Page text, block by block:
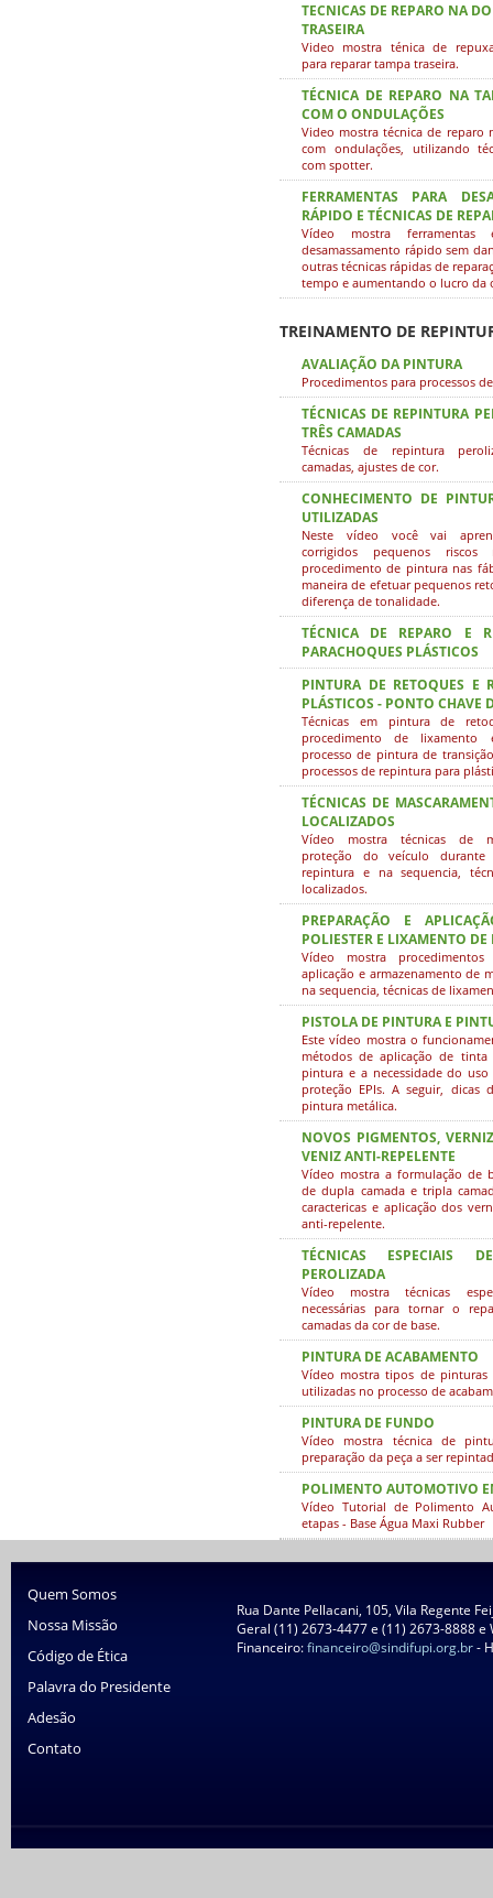
TECNICAS DE REPARO NA
TRASEIRA
Video mostra ténica de
para reparar tampa traseira.
TÉCNICA DE REPARO NA
COM O ONDULAÇÕES
Video mostra técnica de reparo
com ondulações, utilizando
com spotter.
FERRAMENTAS PARA
RÁPIDO E TÉCNICAS DE
Vídeo mostra
desamassamento rápido sem
outras técnicas rápidas de
tempo e aumentando o lucro da
TREINAMENTO DE
AVALIAÇÃO DA PINTURA
Procedimentos para processos
TÉCNICAS DE REPINTURA
TRÊS CAMADAS
Técnicas de repintura
camadas, ajustes de cor.
CONHECIMENTO DE
UTILIZADAS
Neste vídeo você vai
corrigidos pequenos
procedimento de pintura nas
maneira de efetuar pequenos
diferença de tonalidade.
TÉCNICA DE REPARO E
PARACHOQUES PLÁSTICOS
PINTURA DE RETOQUES E
PLÁSTICOS - PONTO CHAVE
Técnicas em pintura de
procedimento de lixamento
processo de pintura de
processos de repintura para
TÉCNICAS DE
LOCALIZADOS
Vídeo mostra técnicas de
proteção do veículo
repintura e na sequencia,
localizados.
PREPARAÇÃO E
POLIESTER E LIXAMENTO DE
Vídeo mostra procedimentos
aplicação e armazenamento de
na sequencia, técnicas de
PISTOLA DE PINTURA E
Este vídeo mostra o
métodos de aplicação de
pintura e a necessidade do
proteção EPIs. A seguir, dicas
pintura metálica.
NOVOS PIGMENTOS,
VENIZ ANTI-REPELENTE
Vídeo mostra a formulação de
de dupla camada e tripla
caractericas e aplicação dos
anti-repelente.
TÉCNICAS ESPECIAIS
PEROLIZADA
Vídeo mostra técnicas
necessárias para tornar o
camadas da cor de base.
PINTURA DE ACABAMENTO
Vídeo mostra tipos de pinturas
utilizadas no processo de
PINTURA DE FUNDO
Vídeo mostra técnica de
preparação da peça a ser
POLIMENTO AUTOMOTIVO
Vídeo Tutorial de Polimento
etapas - Base Água Maxi Rubber
Quem Somos
Nossa Missão
Código de Ética
Palavra do Presidente
Adesão
Contato
Rua Dante Pellacani, 105, Vila Regente
Geral (11) 2673-4477 e (11) 2673-8888
Financeiro:financeiro@sindifupi.org.br-